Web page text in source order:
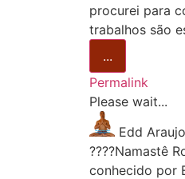
procurei para
trabalhos são
...
Permalink
Please wait...
Edd
????Namastê
conhecido por